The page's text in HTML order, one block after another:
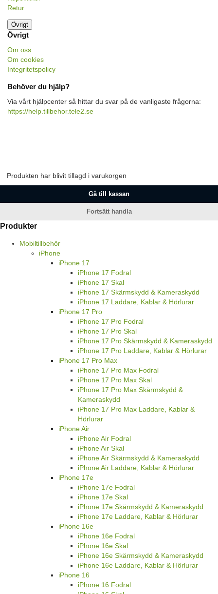
Retur
Övrigt
Övrigt
Om oss
Om cookies
Integritetspolicy
Behöver du hjälp?
Via vårt hjälpcenter så hittar du svar på de vanligaste frågorna:
https://help.tillbehor.tele2.se
Produkten har blivit tillagd i varukorgen
Gå till kassan
Fortsätt handla
Produkter
Mobiltillbehör
iPhone
iPhone 17
iPhone 17 Fodral
iPhone 17 Skal
iPhone 17 Skärmskydd & Kameraskydd
iPhone 17 Laddare, Kablar & Hörlurar
iPhone 17 Pro
iPhone 17 Pro Fodral
iPhone 17 Pro Skal
iPhone 17 Pro Skärmskydd & Kameraskydd
iPhone 17 Pro Laddare, Kablar & Hörlurar
iPhone 17 Pro Max
iPhone 17 Pro Max Fodral
iPhone 17 Pro Max Skal
iPhone 17 Pro Max Skärmskydd &
Kameraskydd
iPhone 17 Pro Max Laddare, Kablar &
Hörlurar
iPhone Air
iPhone Air Fodral
iPhone Air Skal
iPhone Air Skärmskydd & Kameraskydd
iPhone Air Laddare, Kablar & Hörlurar
iPhone 17e
iPhone 17e Fodral
iPhone 17e Skal
iPhone 17e Skärmskydd & Kameraskydd
iPhone 17e Laddare, Kablar & Hörlurar
iPhone 16e
iPhone 16e Fodral
iPhone 16e Skal
iPhone 16e Skärmskydd & Kameraskydd
iPhone 16e Laddare, Kablar & Hörlurar
iPhone 16
iPhone 16 Fodral